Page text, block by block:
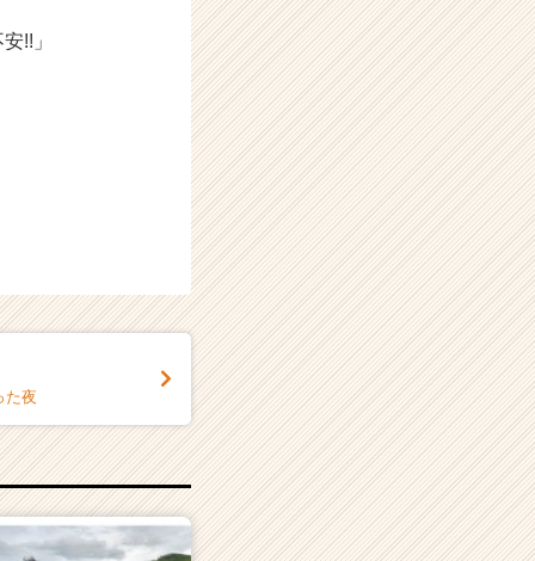
!!」
た夜